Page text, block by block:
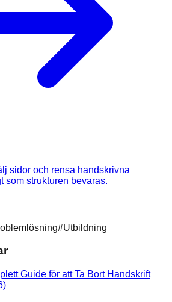
sidor och rensa handskrivna
som strukturen bevaras.
#Utbildning
Guide för att Ta Bort Handskrift